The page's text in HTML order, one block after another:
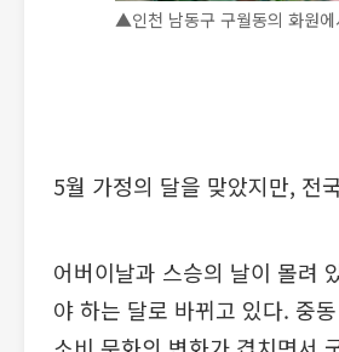
▲인천 남동구 구월동의 화원
5월 가정의 달을 맞았지만, 전
어버이날과 스승의 날이 몰려
야 하는 달로 바뀌고 있다. 중